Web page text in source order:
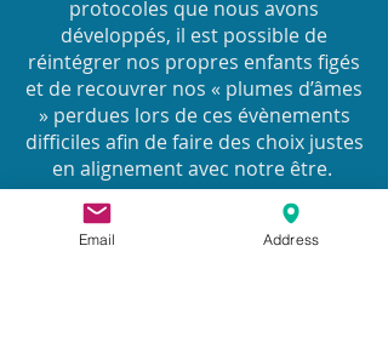
protocoles que nous avons
développés, il est possible de
réintégrer nos propres enfants figés
et de recouvrer nos « plumes d’âmes
» perdues lors de ces évènements
difficiles afin de faire des choix justes
en alignement avec notre être.
Email Address